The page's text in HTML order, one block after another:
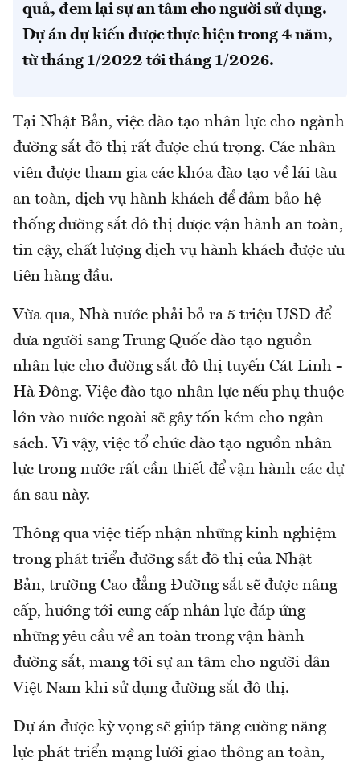
quả, đem lại sự an tâm cho người sử dụng.
Dự án dự kiến được thực hiện trong 4 năm,
từ tháng 1/2022 tới tháng 1/2026.
Tại Nhật Bản, việc đào tạo nhân lực cho ngành
đường sắt đô thị rất được chú trọng. Các nhân
viên được tham gia các khóa đào tạo về lái tàu
an toàn, dịch vụ hành khách để đảm bảo hệ
thống đường sắt đô thị được vận hành an toàn,
tin cậy, chất lượng dịch vụ hành khách được ưu
tiên hàng đầu.
Vừa qua, Nhà nước phải bỏ ra 5 triệu USD để
đưa người sang Trung Quốc đào tạo nguồn
nhân lực cho đường sắt đô thị tuyến Cát Linh -
Hà Đông. Việc đào tạo nhân lực nếu phụ thuộc
lớn vào nước ngoài sẽ gây tốn kém cho ngân
sách. Vì vậy, việc tổ chức đào tạo nguồn nhân
lực trong nước rất cần thiết để vận hành các dự
án sau này.
Thông qua việc tiếp nhận những kinh nghiệm
trong phát triển đường sắt đô thị của Nhật
Bản, trường Cao đẳng Đường sắt sẽ được nâng
cấp, hướng tới cung cấp nhân lực đáp ứng
những yêu cầu về an toàn trong vận hành
đường sắt, mang tới sự an tâm cho người dân
Việt Nam khi sử dụng đường sắt đô thị.
Dự án được kỳ vọng sẽ giúp tăng cường năng
lực phát triển mạng lưới giao thông an toàn,